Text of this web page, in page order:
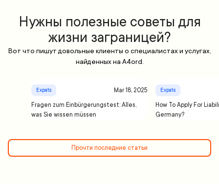
Нужны полезные советы для
жизни заграницей?
Вот что пишут довольные клиенты о специалистах и услугах,
найденных на A4ord.
Expats Mar 18, 2025
Fragen zum Einbürgerungstest: Alles,
was Sie wissen müssen
Expats
How To Apply For
Germany?
Прочти последние статьи